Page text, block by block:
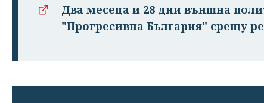
Два месеца и 28 дни външна
"Прогресивна България" срещу